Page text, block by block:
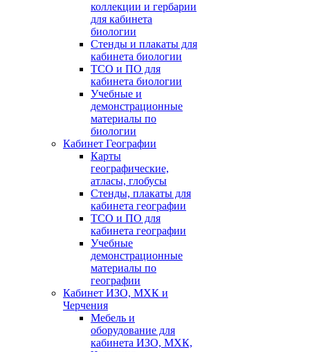
коллекции и гербарии
для кабинета
биологии
Стенды и плакаты для
кабинета биологии
ТСО и ПО для
кабинета биологии
Учебные и
демонстрационные
материалы по
биологии
Кабинет Географии
Карты
географические,
атласы, глобусы
Стенды, плакаты для
кабинета географии
ТСО и ПО для
кабинета географии
Учебные
демонстрационные
материалы по
географии
Кабинет ИЗО, МХК и
Черчения
Мебель и
оборудование для
кабинета ИЗО, МХК,